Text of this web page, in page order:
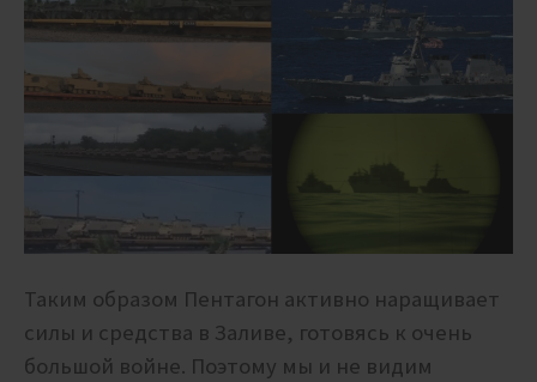
Таким образом Пентагон активно наращивает
силы и средства в Заливе, готовясь к очень
большой войне. Поэтому мы и не видим